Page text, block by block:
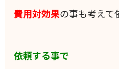
費用対効果の事も考えて
依頼する事で